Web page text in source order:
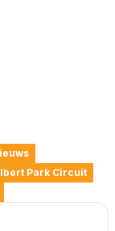
Park Circuit